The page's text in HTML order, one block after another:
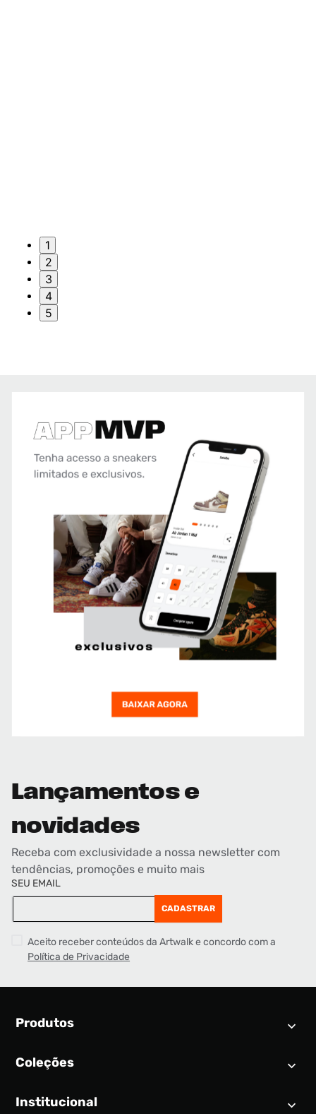
1
2
3
4
5
Lançamentos e
novidades
Receba com exclusividade a nossa newsletter com
tendências, promoções e muito mais
SEU EMAIL
CADASTRAR
Aceito receber conteúdos da Artwalk e concordo com a
Política de Privacidade
Produtos
Calendário SNEAKER
Tênis
Coleções
Air Jordan 1
Institucional